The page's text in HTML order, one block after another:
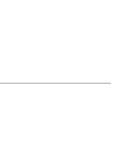
correo basura a tu
nosotros.